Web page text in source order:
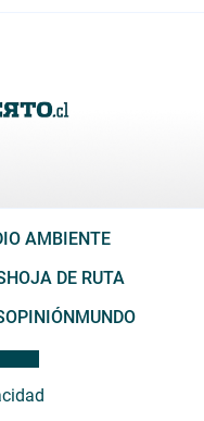
AMBIENTE
HOJA DE RUTA
OPINIÓNMUNDO